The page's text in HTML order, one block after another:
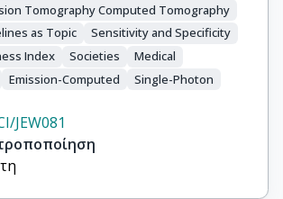
Tomography Computed Tomography
as Topic
Sensitivity and Specificity
Index
Societies
Medical
Emission-Computed Single-Photon
JEW081